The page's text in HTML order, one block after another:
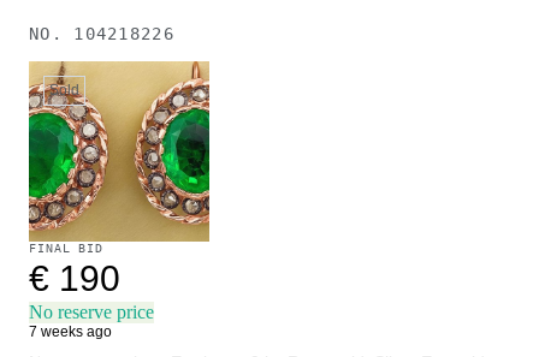
NO. 104218226
Sold
FINAL BID
€ 190
No reserve price
7 weeks ago